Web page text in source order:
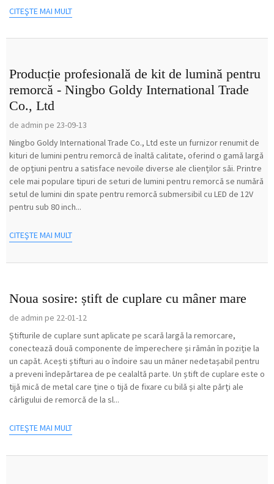
CITEŞTE MAI MULT
Producție profesională de kit de lumină pentru
remorcă - Ningbo Goldy International Trade
Co., Ltd
de admin pe 23-09-13
Ningbo Goldy International Trade Co., Ltd este un furnizor renumit de
kituri de lumini pentru remorcă de înaltă calitate, oferind o gamă largă
de opțiuni pentru a satisface nevoile diverse ale clienților săi. Printre
cele mai populare tipuri de seturi de lumini pentru remorcă se numără
setul de lumini din spate pentru remorcă submersibil cu LED de 12V
pentru sub 80 inch...
CITEŞTE MAI MULT
Noua sosire: știft de cuplare cu mâner mare
de admin pe 22-01-12
Știfturile de cuplare sunt aplicate pe scară largă la remorcare,
conectează două componente de împerechere și rămân în poziție la
un capăt. Acești știfturi au o îndoire sau un mâner nedetașabil pentru
a preveni îndepărtarea de pe cealaltă parte. Un știft de cuplare este o
tijă mică de metal care ține o tijă de fixare cu bilă și alte părți ale
cârligului de remorcă de la sl...
CITEŞTE MAI MULT